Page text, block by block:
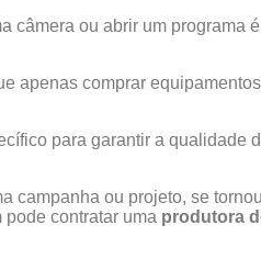
câmera ou abrir um programa
apenas comprar
para garantir a qualidade
campanha ou projeto, se
contratar uma produtora